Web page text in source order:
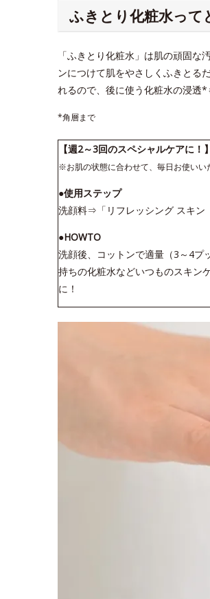
ふきとり化粧水って
「ふきとり化粧水」は肌の頑固
ンにつけて肌をやさしくふきとる
れるので、後に使う化粧水の浸透*
*角層まで
【週2～3回のスペシャルケアに！】
※お肌の状態に合わせて、毎日お使いい
●使用ステップ
洗顔料⇒「リフレッシング スキ
●HOWTO
洗顔後、コットンで適量（3～4プ
持ちの化粧水などいつものスキン
に！